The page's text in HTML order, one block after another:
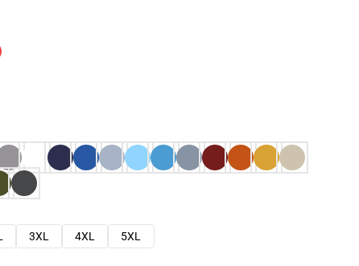
3XL 4XL
5XL